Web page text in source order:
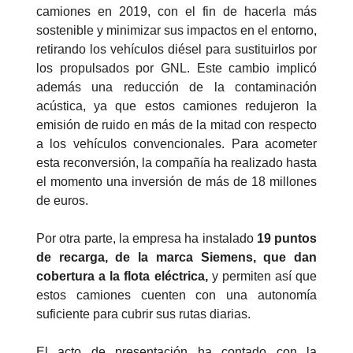
camiones en 2019, con el fin de hacerla más
sostenible y minimizar sus impactos en el entorno,
retirando los vehículos diésel para sustituirlos por
los propulsados por GNL. Este cambio implicó
además una reducción de la contaminación
acústica, ya que estos camiones redujeron la
emisión de ruido en más de la mitad con respecto
a los vehículos convencionales. Para acometer
esta reconversión, la compañía ha realizado hasta
el momento una inversión de más de 18 millones
de euros.
Por otra parte, la empresa ha instalado19 puntos
de recarga, de la marca Siemens, que dan
cobertura a la flota eléctrica,y permiten así que
estos camiones cuenten con una autonomía
suficiente para cubrir sus rutas diarias.